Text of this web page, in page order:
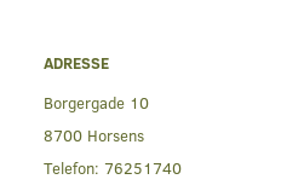
ADRESSE
Borgergade 10
8700 Horsens
Telefon: 76251740